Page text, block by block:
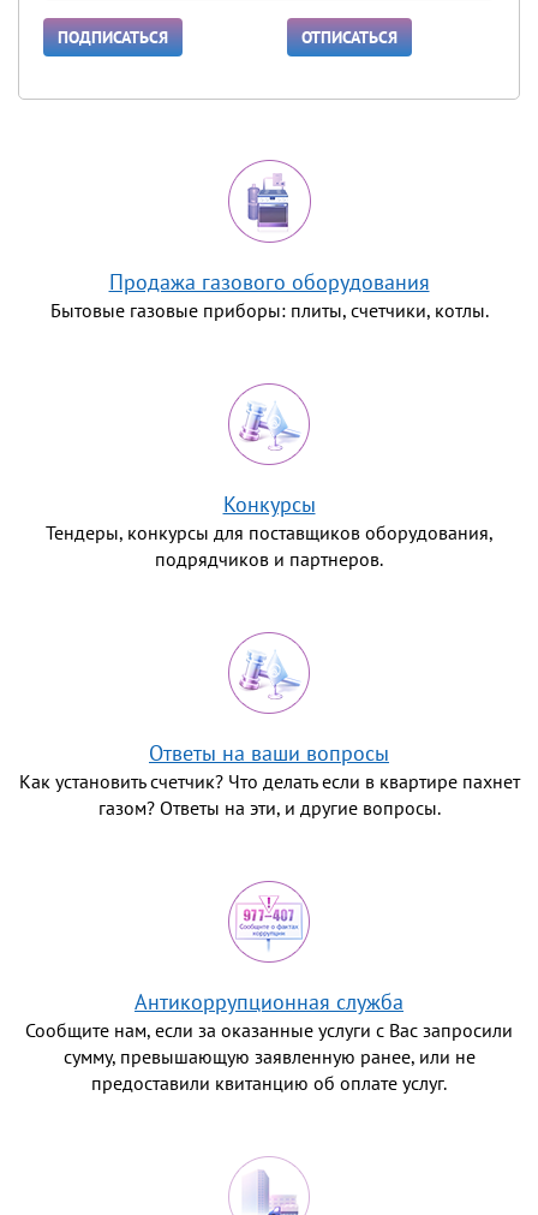
Продажа газового оборудования
Бытовые газовые приборы: плиты, счетчики, котлы.
Конкурсы
Тендеры, конкурсы для поставщиков оборудования,
подрядчиков и партнеров.
Ответы на ваши вопросы
Как установить счетчик? Что делать если в квартире пахнет
газом? Ответы на эти, и другие вопросы.
Антикоррупционная служба
Сообщите нам, если за оказанные услуги с Вас запросили
сумму, превышающую заявленную ранее, или не
предоставили квитанцию об оплате услуг.